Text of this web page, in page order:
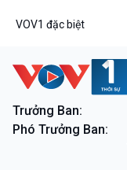
VOV1 đặc biệt
Trưởng Ban:
Phó Trưởng Ban: